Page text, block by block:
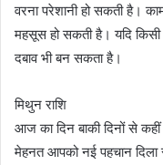
वरना परेशानी हो सकती है।
महसूस हो सकती है। यदि
दबाव भी बन सकता है।
मिथुन राशि
आज का दिन बाकी दिनों से
मेहनत आपको नई पहचान दिला